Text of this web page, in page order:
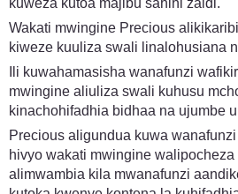
kuweza kutoa majibu sahihi zaidi.
Wakati mwingine Precious
kiweze kuuliza swali linalohusiana
Ili kuwahamasisha wanafunzi
mwingine aliuliza swali kuhusu
kinachohifadhia bidhaa na ujumbe
Precious aligundua kuwa
hivyo wakati mwingine walipocheza
alimwambia kila mwanafunzi